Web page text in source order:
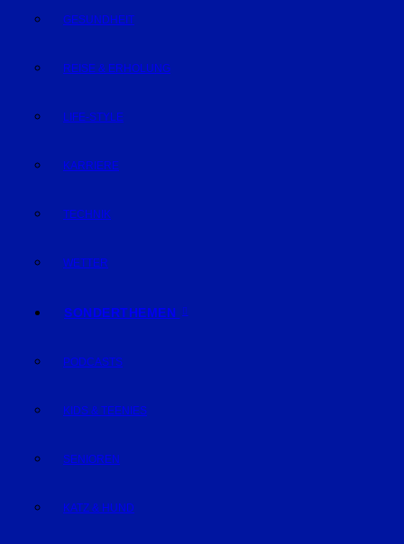
GESUNDHEIT
REISE & ERHOLUNG
LIFE-STYLE
KARRIERE
TECHNIK
WETTER
SONDERTHEMEN
PODCASTS
KIDS & TEENIES
SENIOREN
KATZ & HUND